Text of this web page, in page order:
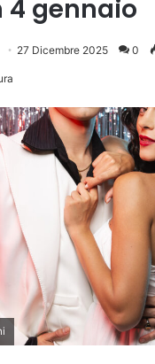
gennaio
27 Dicembre 2025 0